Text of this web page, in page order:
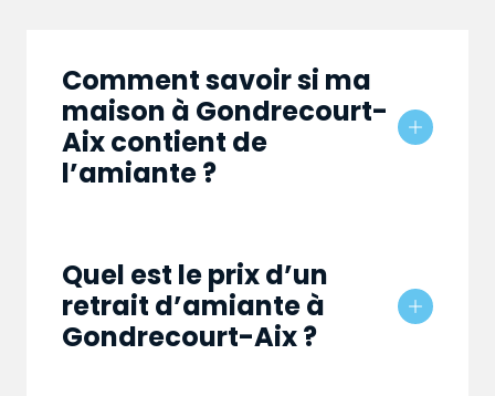
Comment savoir si ma
maison à Gondrecourt-
Aix contient de
l’amiante ?
Quel est le prix d’un
retrait d’amiante à
Gondrecourt-Aix ?